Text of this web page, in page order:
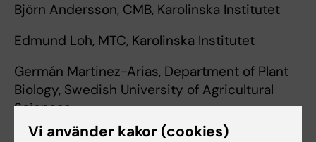
Björn Andersson, CMB, Karolinska Institutet
Edmund Loh, MTC, Karolinska Institutet
Germán Martinez-Arias, Department of Plant
Biology, Swedish University of Agricultural
Sciences
Vi använder kakor (cookies)